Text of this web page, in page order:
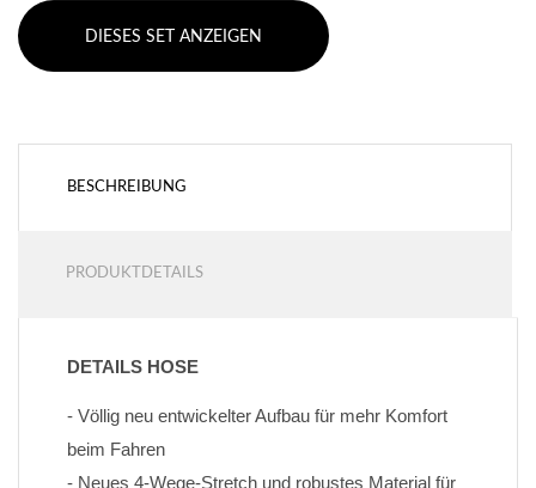
DIESES SET ANZEIGEN
BESCHREIBUNG
PRODUKTDETAILS
DETAILS HOSE
- Völlig neu entwickelter Aufbau für mehr Komfort
beim Fahren
- Neues 4-Wege-Stretch und robustes Material für